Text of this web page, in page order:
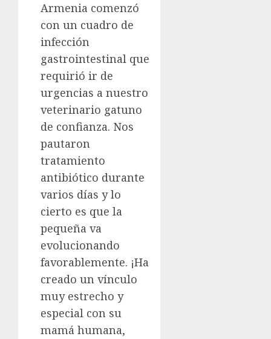
Armenia comenzó
con un cuadro de
infección
gastrointestinal que
requirió ir de
urgencias a nuestro
veterinario gatuno
de confianza. Nos
pautaron
tratamiento
antibiótico durante
varios días y lo
cierto es que la
pequeña va
evolucionando
favorablemente. ¡Ha
creado un vínculo
muy estrecho y
especial con su
mamá humana,